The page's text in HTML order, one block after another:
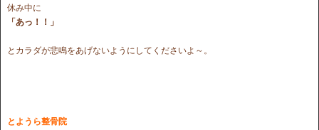
休み中に
「あっ！！」
とカラダが悲鳴をあげないようにしてくださいよ～。
とようら整骨院